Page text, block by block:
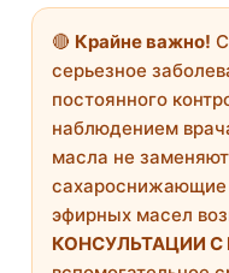
🔴 Крайне важно!
серьезное
постоянного
наблюдением
масла не
сахароснижающие
эфирных масел
КОНСУЛЬТАЦИИ